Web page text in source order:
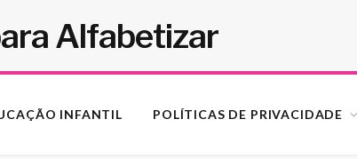
Alfabetizar
INFANTIL POLÍTICAS DE PRIVACIDADE